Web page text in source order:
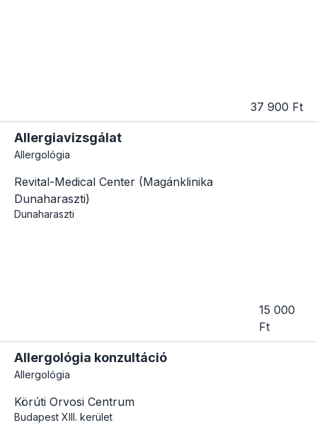
37 900 Ft
Allergiavizsgálat
Allergológia
Revital-Medical Center (Magánklinika
Dunaharaszti)
Dunaharaszti
15 000
Ft
Allergológia konzultáció
Allergológia
Körúti Orvosi Centrum
Budapest XIII. kerület